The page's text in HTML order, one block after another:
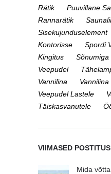
Rätik
Puuvillane
Rannarätik
Sisekujunduselement
Kontorisse
Spordi
Kingitus
Sõnumiga
Veepudel
Vannilina
Vannilina
Veepudel Lastele
Täiskasvanutele
VIIMASED
Mida